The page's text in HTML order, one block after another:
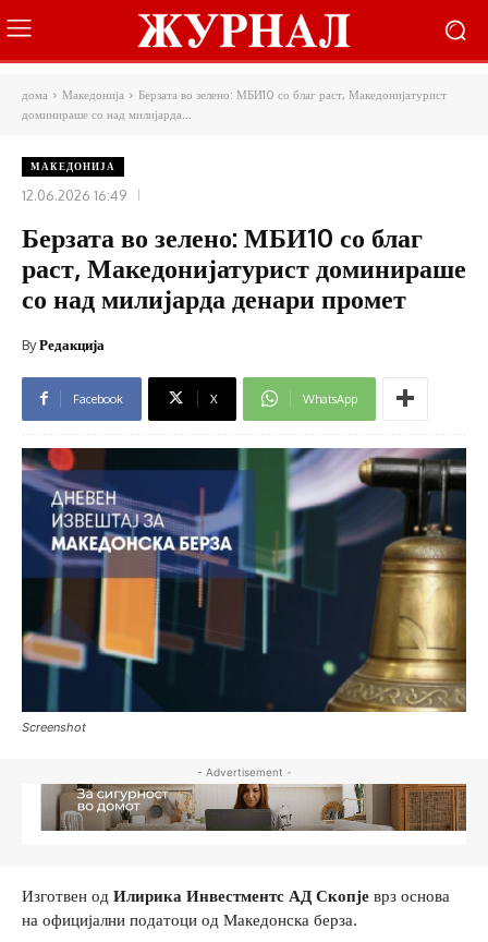
дома Македонија
Берзата во зелено: МБИ10 со благ раст, Македонијатурист
доминираше со над милијарда...
МАКЕДОНИЈА
12.06.2026 16:49
Берзата во зелено: МБИ10 со благ
раст, Македонијатурист доминираше
со над милијарда денари промет
ByРедакција
Facebook X WhatsApp
Screenshot
- Advertisement -
Изготвен од Илирика Инвестментс АД Скопје врз основа
на официјални податоци од Македонска берза.